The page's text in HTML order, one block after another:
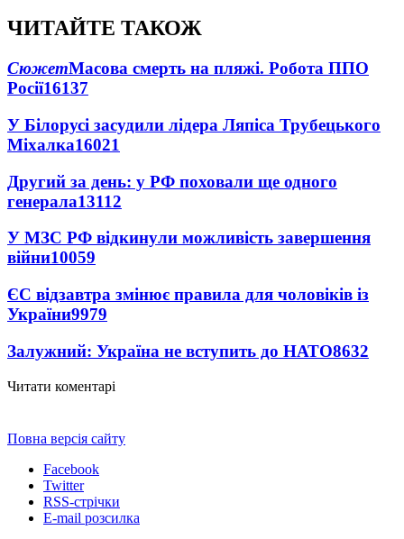
ЧИТАЙТЕ ТАКОЖ
СюжетМасова смерть на пляжі. Робота ППО
Росії16137
У Білорусі засудили лідера Ляпіса Трубецького
Міхалка16021
Другий за день: у РФ поховали ще одного
генерала13112
У МЗС РФ відкинули можливість завершення
війни10059
ЄС відзавтра змінює правила для чоловіків із
України9979
Залужний: Україна не вступить до НАТО8632
Читати коментарі
Повна версія сайту
Facebook
Twitter
RSS-стрічки
E-mail розсилка